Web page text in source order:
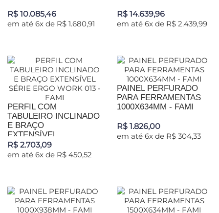
R$ 10.085,46
em até 6x de R$ 1.680,91
R$ 14.639,96
em até 6x de R$ 2.439,99
PERFIL COM
TABULEIRO INCLINADO
E BRAÇO
EXTENSÍVEL...
R$ 2.703,09
em até 6x de R$ 450,52
PAINEL PERFURADO
PARA FERRAMENTAS
1000X634MM - FAMI
R$ 1.826,00
em até 6x de R$ 304,33